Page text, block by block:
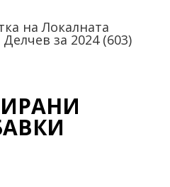
на Локалната
за 2024 (603)